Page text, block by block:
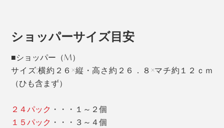
ショッパーサイズ目安
■ショッパー（M）
サイズ:横約２６×縦・高さ約２６．８×マチ約１２ｃｍ
（ひも含まず）
２４パック ・・・１～２個
１５パック ・・・３～４個